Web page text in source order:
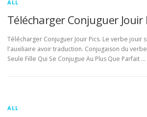
ALL
Télécharger Conjuguer Jouir
Télécharger Conjuguer Jouir Pics. Le verbe jouir
l'auxiliaire avoir traduction. Conjugaison du
Seule Fille Qui Se Conjugue Au Plus Que Parfait …
ALL